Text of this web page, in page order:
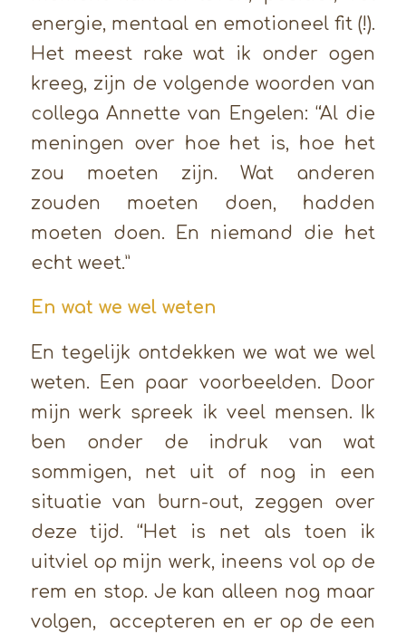
energie, mentaal en emotioneel fit (!).
Het meest rake wat ik onder ogen
kreeg, zijn de volgende woorden van
collega Annette van Engelen: “Al die
meningen over hoe het is, hoe het
zou moeten zijn. Wat anderen
zouden moeten doen, hadden
moeten doen. En niemand die het
echt weet.”
En wat we wel weten
En tegelijk ontdekken we wat we wel
weten. Een paar voorbeelden. Door
mijn werk spreek ik veel mensen. Ik
ben onder de indruk van wat
sommigen, net uit of nog in een
situatie van burn-out, zeggen over
deze tijd. “Het is net als toen ik
uitviel op mijn werk, ineens vol op de
rem en stop. Je kan alleen nog maar
volgen, accepteren en er op de een